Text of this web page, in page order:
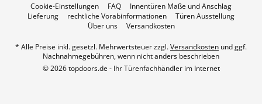
Cookie-Einstellungen FAQ
Innentüren Maße und Anschlag
Lieferung
rechtliche Vorabinformationen
Türen Ausstellung
Über uns
Versandkosten
* Alle Preise inkl. gesetzl. Mehrwertsteuer zzgl.Versandkosten und ggf.
Nachnahmegebühren, wenn nicht anders beschrieben
© 2026 topdoors.de - Ihr Türenfachhändler im Internet